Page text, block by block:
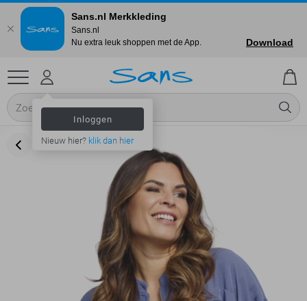
Inloggen
Nieuw hier? klik dan hier
Sans.nl Merkkleding
Sans.nl
Nu extra leuk shoppen met de App.
Download